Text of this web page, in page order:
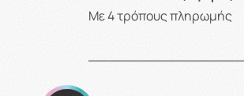
Με 4 τρόπους πληρωμής